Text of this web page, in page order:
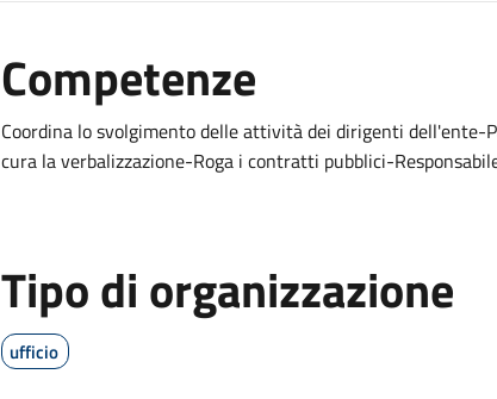
Competenze
Coordina lo svolgimento delle attività dei dirigenti dell'ente-
cura la verbalizzazione-Roga i contratti pubblici-
Tipo di organizzazione
ufficio